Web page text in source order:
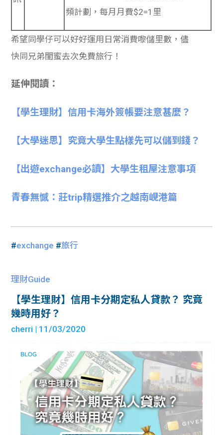
頻計劃，每月月費$2=1里
希望同學仔可以好好運用日常消費嚟儲里數，儘
快同兄弟閨蜜去次免費旅行！
延伸閱讀：
【學生理財】信用卡海外簽帳要注意甚麼？
【大學迷思】究竟大學生點樣先可以儲到錢？
【出遊exchange必讀】大學生租屋注意事項
青春無憾：莊trip精選推介之越南峴港篇
#exchange #旅行
理財Guide
【學生理財】信用卡分期定私人貸款？ 究竟
幾時用好？
cherri | 11/03/2020